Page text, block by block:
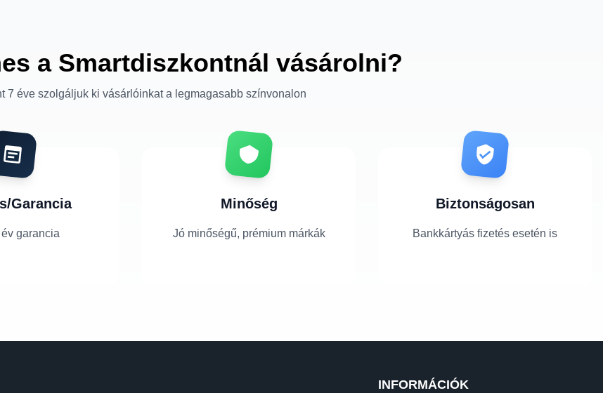
a Smartdiszkontnál vásárolni?
7 éve szolgáljuk ki vásárlóinkat a legmagasabb színvonalon
Garancia
garancia
Minőség
Jó minőségű, prémium márkák
Biztonságosan
Bankkártyás fizetés esetén is
INFORMÁCIÓK